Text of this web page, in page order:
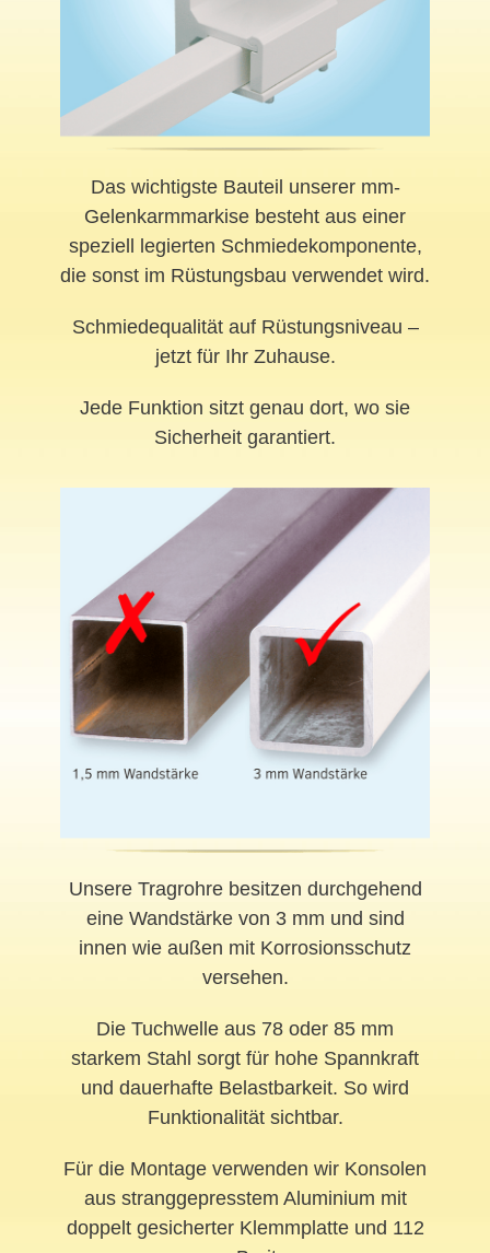
Das wichtigste Bauteil unserer mm-
Gelenkarmmarkise besteht aus einer
speziell legierten Schmiedekomponente,
die sonst im Rüstungsbau verwendet wird.
Schmiedequalität auf Rüstungsniveau –
jetzt für Ihr Zuhause.
Jede Funktion sitzt genau dort, wo sie
Sicherheit garantiert.
Unsere Tragrohre besitzen durchgehend
eine Wandstärke von 3 mm und sind
innen wie außen mit Korrosionsschutz
versehen.
Die Tuchwelle aus 78 oder 85 mm
starkem Stahl sorgt für hohe Spannkraft
und dauerhafte Belastbarkeit. So wird
Funktionalität sichtbar.
Für die Montage verwenden wir Konsolen
aus stranggepresstem Aluminium mit
doppelt gesicherter Klemmplatte und 112